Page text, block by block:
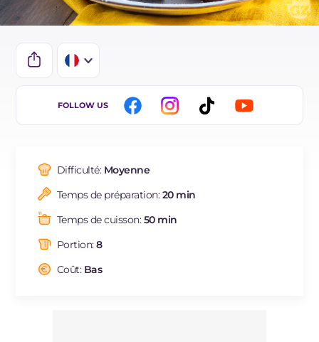
IT
DE
BR
NL
FOLLOW US
Difficulté: Moyenne
Temps de préparation:20 min
Temps de cuisson:50 min
Portion:8
Coût: Bas